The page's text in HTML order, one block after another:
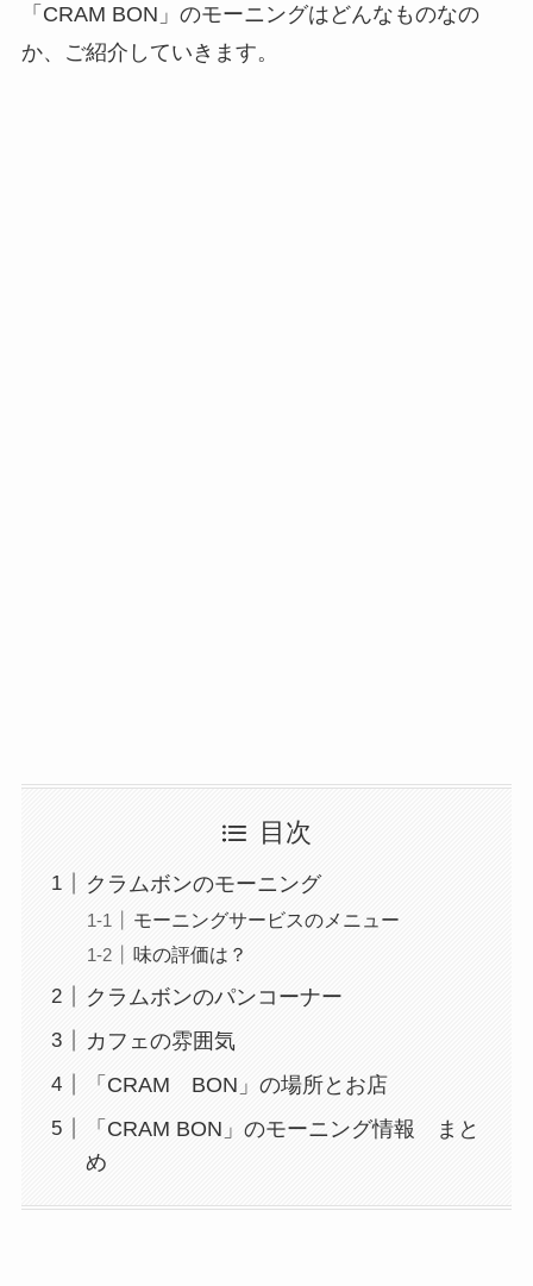
「CRAM BON」のモーニングはどんなものなの
か、ご紹介していきます。
目次
クラムボンのモーニング
モーニングサービスのメニュー
味の評価は？
クラムボンのパンコーナー
カフェの雰囲気
「CRAM BON」の場所とお店
「CRAM BON」のモーニング情報 まと
め